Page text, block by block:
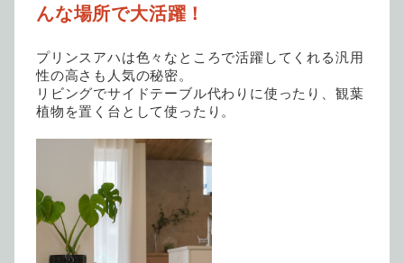
んな場所で大活躍！
プリンスアハは色々なところで活躍してくれる汎用
性の高さも人気の秘密。
リビングでサイドテーブル代わりに使ったり、観葉
植物を置く台として使ったり。